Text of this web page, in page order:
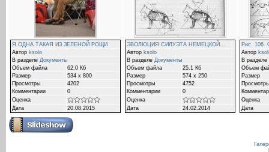
Я ОДНА ТАКАЯ ИЗ ЗЕЛЕНОЙ РОЩИ
Автор ksolo
В разделе Документы
Объем файла
62.0 Кб
Размер
534 x 800
Просмотры
4202
Комментарии
0
Оценка
Дата
20.08.2015
ЭВОЛЮЦИЯ СИЛУЭТА НЕМЕЦКОЙ...
Автор ksolo
В разделе Документы
Объем файла
25.1 Кб
Размер
574 x 250
Просмотры
4752
Комментарии
0
Оценка
Дата
24.02.2014
Рис. 106.
Автор
В разделе
Объем
Размер
Просмотры
Оценка
Дата